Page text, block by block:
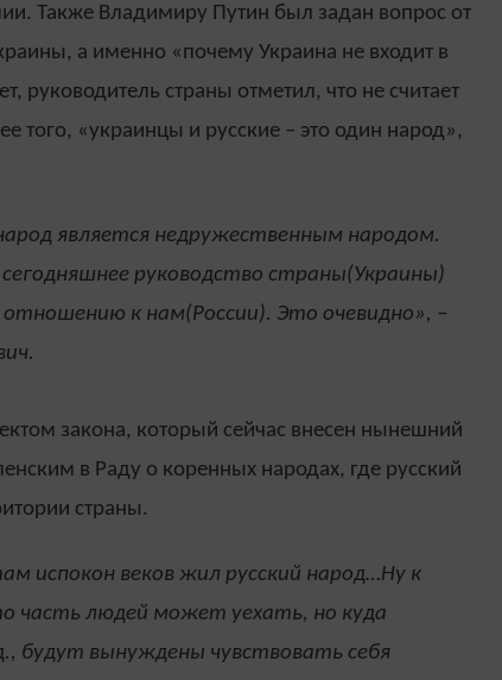
Также Владимиру Путин был задан вопрос от
а именно «почему Украина не входит в
руководитель страны отметил, что не считает
того, «украинцы и русские – это один народ»,
является недружественным народом.
руководство страны(Украины)
к нам(России). Это очевидно», –
закона, который сейчас внесен нынешний
в Раду о коренных народах, где русский
страны.
испокон веков жил русский народ…Ну к
часть людей может уехать, но куда
будут вынуждены чувствовать себя